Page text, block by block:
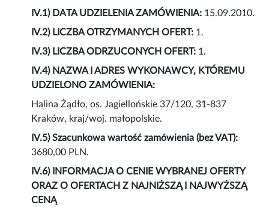
IV.1) DATA UDZIELENIA ZAMÓWIENIA: 15.09.2010.
IV.2) LICZBA OTRZYMANYCH OFERT: 1.
IV.3) LICZBA ODRZUCONYCH OFERT: 1.
IV.4) NAZWA I ADRES WYKONAWCY, KTÓREMU
UDZIELONO ZAMÓWIENIA:
Halina Żądło, os. Jagiellońskie 37/120, 31-837
Kraków, kraj/woj. małopolskie.
IV.5) Szacunkowa wartość zamówienia (bez VAT):
3680,00 PLN.
IV.6) INFORMACJA O CENIE WYBRANEJ OFERTY
ORAZ O OFERTACH Z NAJNIŻSZĄ I NAJWYŻSZĄ
CENĄ